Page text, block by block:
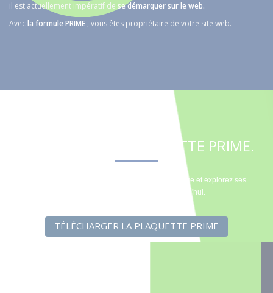
il est actuellement impératif de se démarquer sur le web.
Avecla formule PRIME , vous êtes propriétaire de votre site web.
DÉCOUVREZ LE PLAQUETTE PRIME.
Découvrez l'expérience Prime avec notre brochure et explorez ses
avantages exceptionnels dès aujourd'hui.
TÉLÉCHARGER LA PLAQUETTE PRIME